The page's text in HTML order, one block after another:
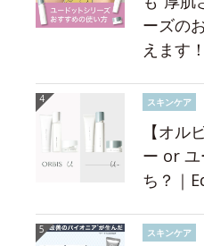
ーズの
えます！
スキンケア
【オル
ー or ユ
ち？｜
スキンケア